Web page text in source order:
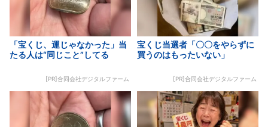
「宝くじ、運じゃなかった」当
たる人は“同じこと”してる
[PR]合同会社デジタルファーム
宝くじ当選者「〇〇をやらずに
買うのはもったいない」
[PR]合同会社デジタルファーム